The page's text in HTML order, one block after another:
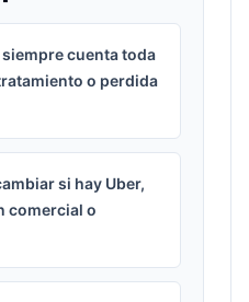
cuenta toda
o perdida
si hay Uber,
comercial o